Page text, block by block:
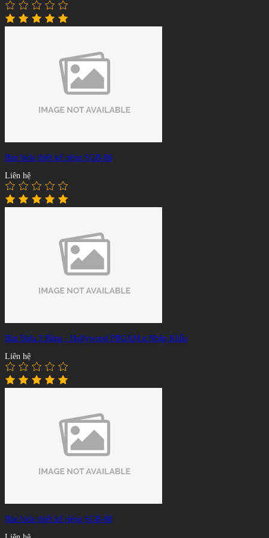
Bàn bida thiết kế riêng SGB-86
Liên hệ
Bàn Bida 3 Băng - Hollywood PROAM α Nhập Khẩu
Liên hệ
Bàn bida thiết kế riêng SGB-88